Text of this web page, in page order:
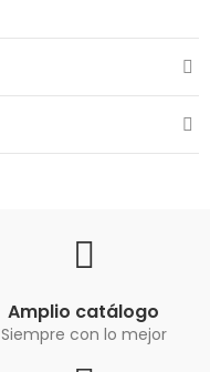
Amplio catálogo
Siempre con lo mejor